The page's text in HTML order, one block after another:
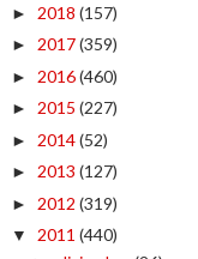
► 2018 (157)
► 2017(359)
► 2016(460)
► 2015 (227)
► 2014(52)
► 2013 (127)
► 2012 (319)
▼ 2011 (440)